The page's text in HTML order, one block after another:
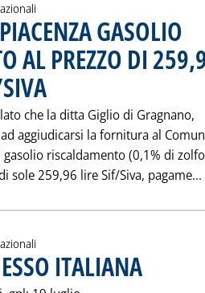
GASOLIO
AL PREZZO DI
che la ditta Giglio di Gragnano,
aggiudicarsi la fornitura al
riscaldamento (0,1% di
sole 259,96 lire Sif/Siva, pagame...
ITALIANA